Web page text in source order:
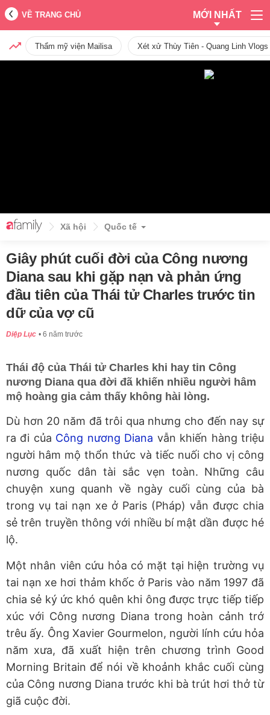
VỀ TRANG CHỦ MỚI NHẤT
Thẩm mỹ viện Mailisa Xét xử Thùy Tiên - Quang Linh
Xã hội Quốc tế
Giây phút cuối đời của Công nương
Diana sau khi gặp nạn và phản ứng
đầu tiên của Thái tử Charles trước tin
dữ của vợ cũ
Diệp Lục 6 năm trước
Thái độ của Thái tử Charles khi hay tin Công
nương Diana qua đời đã khiến nhiều người hâm
mộ hoàng gia cảm thấy không hài lòng.
Dù hơn 20 năm đã trôi qua nhưng cho đến nay sự
ra đi của Công nương Diana vẫn khiến hàng triệu
người hâm mộ thổn thức và tiếc nuối cho vị công
nương quốc dân tài sắc vẹn toàn. Những câu
chuyện xung quanh về ngày cuối cùng của bà
trong vụ tai nạn xe ở Paris (Pháp) vẫn được chia
sẻ trên truyền thông với nhiều bí mật dần được hé
lộ.
Một nhân viên cứu hỏa có mặt tại hiện trường vụ
tai nạn xe hơi thảm khốc ở Paris vào năm 1997 đã
chia sẻ ký ức khó quên khi ông được trực tiếp tiếp
xúc với Công nương Diana trong hoàn cảnh trớ
trêu ấy. Ông Xavier Gourmelon, người lính cứu hỏa
năm xưa, đã xuất hiện trên chương trình Good
Morning Britain để nói về khoảnh khắc cuối cùng
của Công nương Diana trước khi bà trút hơi thở từ
giã cuộc đời.